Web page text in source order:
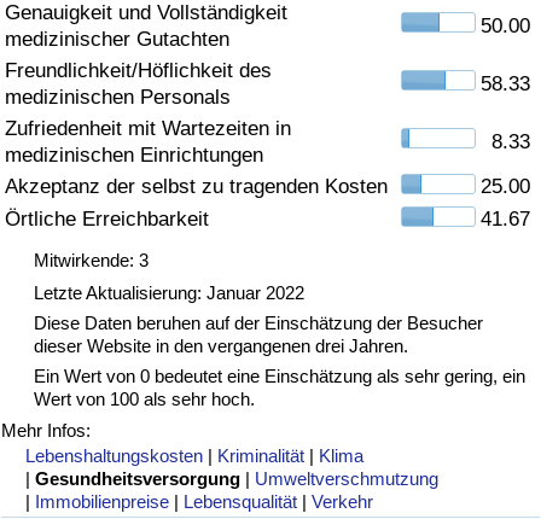
Genauigkeit und Vollständigkeit
medizinischer Gutachten
50.00
Freundlichkeit/Höflichkeit des
medizinischen Personals
58.33
Zufriedenheit mit Wartezeiten in
medizinischen Einrichtungen
8.33
Akzeptanz der selbst zu tragenden Kosten
25.00
Örtliche Erreichbarkeit
41.67
Mitwirkende: 3
Letzte Aktualisierung: Januar 2022
Diese Daten beruhen auf der Einschätzung der Besucher
dieser Website in den vergangenen drei Jahren.
Ein Wert von 0 bedeutet eine Einschätzung als sehr gering, ein
Wert von 100 als sehr hoch.
Mehr Infos:
Lebenshaltungskosten | Kriminalität | Klima
|Gesundheitsversorgung | Umweltverschmutzung
| Immobilienpreise | Lebensqualität |Verkehr
Gesundheitsversorgung
Gesundheitsversorgungs-Index (aktuell)
Gesundheitsversorgungs-Index
Gesundheitsversorgungs-Index nach Land
Umweltverschmutzung
Umweltverschmutzungs-Index (aktuell)
Verschmutzungsindex
Umweltverschmutzungs-Index nach Land
Verkehr